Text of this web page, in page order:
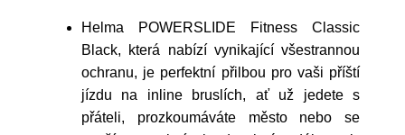
Helma POWERSLIDE Fitness Classic
Black, která nabízí vynikající všestrannou
ochranu, je perfektní přilbou pro vaši příští
jízdu na inline bruslích, ať už jedete s
přáteli, prozkoumáváte město nebo se